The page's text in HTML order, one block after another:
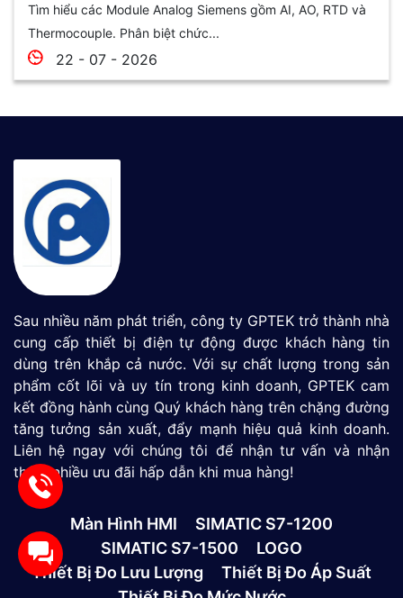
Tìm hiểu các Module Analog Siemens gồm AI, AO, RTD và
Thermocouple. Phân biệt chức...
22 - 07 - 2026
Sau nhiều năm phát triển, công ty GPTEK trở thành nhà
cung cấp thiết bị điện tự động được khách hàng tin
dùng trên khắp cả nước. Với sự chất lượng trong sản
phẩm cốt lõi và uy tín trong kinh doanh, GPTEK cam
kết đồng hành cùng Quý khách hàng trên chặng đường
tăng tưởng sản xuất, đẩy mạnh hiệu quả kinh doanh.
Liên hệ ngay với chúng tôi để nhận tư vấn và nhận
thêm nhiều ưu đãi hấp dẫn khi mua hàng!
Màn Hình HMI
SIMATIC S7-1200
SIMATIC S7-1500
LOGO
Thiết Bị Đo Lưu Lượng
Thiết Bị Đo Áp Suất